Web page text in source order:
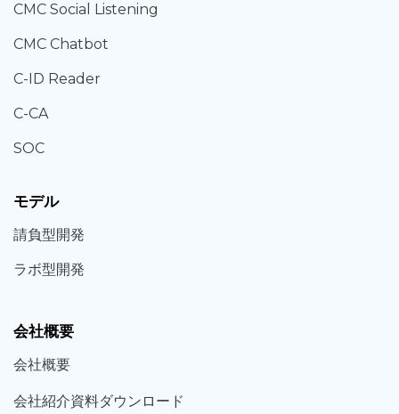
CMC Social Listening
CMC Chatbot
C-ID Reader
C-CA
SOC
モデル
請負型開発
ラボ型開発
会社概要
会社概要
会社紹介資料ダウンロード